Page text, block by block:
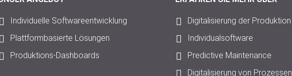
Individuelle Softwareentwicklung
Plattformbasierte Lösungen
Produktions-Dashboards
Digitalisierung der Produktion
Individualsoftware
Predictive Maintenance
Digitalisierung von Prozessen